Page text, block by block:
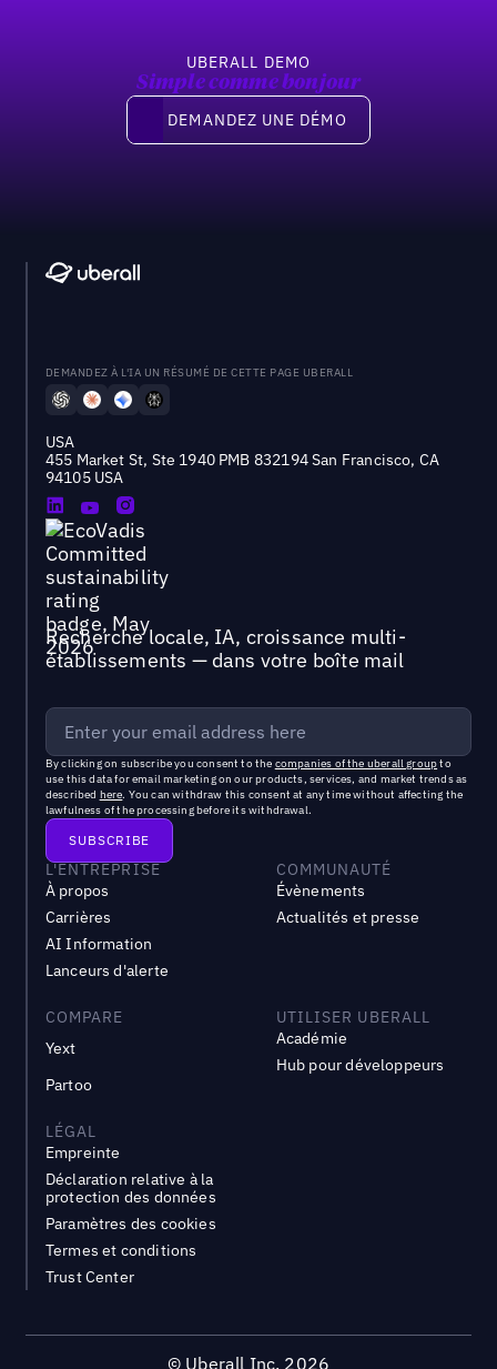
UBERALL DEMO
Simple comme bonjour
Demandez une démo
DEMANDEZ UNE DÉMO
DEMANDEZ À L'IA UN RÉSUMÉ DE CETTE PAGE UBERALL
USA
455 Market St, Ste 1940 PMB 832194 San Francisco, CA
94105 USA
Recherche locale, IA, croissance multi-
établissements — dans votre boîte mail
By clicking on subscribe you consent to the companies of the uberall groupto
use this data for email marketing on our products, services, and market trends as
described here. You can withdraw this consent at any time without affecting the
lawfulness of the processing before its withdrawal.
L'ENTREPRISE
À propos
Carrières
AI Information
Lanceurs d'alerte
COMMUNAUTÉ
Évènements
Actualités et presse
COMPARE
Yext
Partoo
UTILISER UBERALL
Académie
Hub pour développeurs
LÉGAL
Empreinte
Déclaration relative à la
protection des données
Paramètres des cookies
Termes et conditions
Trust Center
© Uberall Inc. 2026